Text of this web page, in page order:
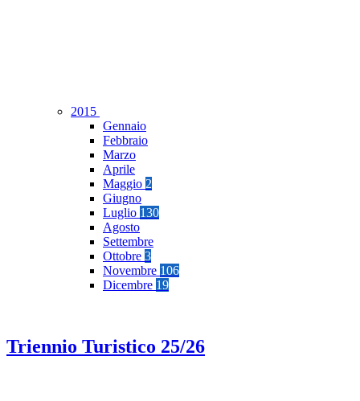
2015
Gennaio
Febbraio
Marzo
Aprile
Maggio 2
Giugno
Luglio 130
Agosto
Settembre
Ottobre 3
Novembre 106
Dicembre 19
Triennio Turistico 25/26